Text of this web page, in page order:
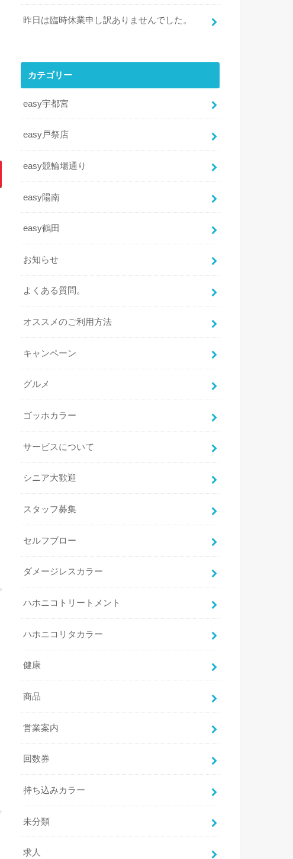
昨日は臨時休業申し訳ありませんでした。
カテゴリー
easy宇都宮
easy戸祭店
easy競輪場通り
easy陽南
easy鶴田
お知らせ
よくある質問。
オススメのご利用方法
キャンペーン
グルメ
ゴッホカラー
サービスについて
シニア大歓迎
スタッフ募集
セルフブロー
ダメージレスカラー
ハホニコトリートメント
ハホニコリタカラー
健康
商品
営業案内
回数券
持ち込みカラー
未分類
求人